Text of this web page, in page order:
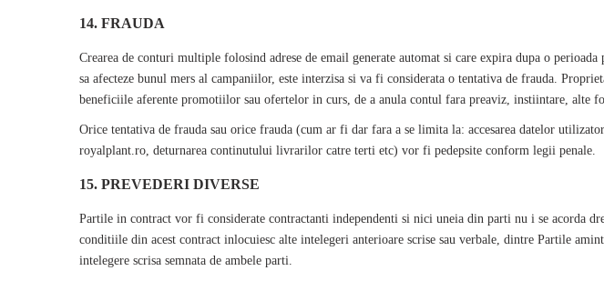
14. FRAUDA
Crearea de conturi multiple folosind adrese de email generate automat si care expira dupa o
sa afecteze bunul mers al campaniilor, este interzisa si va fi considerata o tentativa de frauda.
beneficiile aferente promotiilor sau ofertelor in curs, de a anula contul fara preaviz, instiintare, alte
Orice tentativa de frauda sau orice frauda (cum ar fi dar fara a se limita la: accesarea datelor
royalplant .ro, deturnarea continutului livrarilor catre terti etc) vor fi pedepsite conform legii penale.
15. PREVEDERI DIVERSE
Partile in contract vor fi considerate contractanti independenti si nici uneia din parti nu i se acorda
conditiile din acest contract inlocuiesc alte intelegeri anterioare scrise sau verbale, dintre Partile
intelegere scrisa semnata de ambele parti.